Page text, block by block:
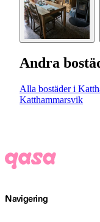
Andra
Alla bostäder i
Katthammarsvik
Navigering